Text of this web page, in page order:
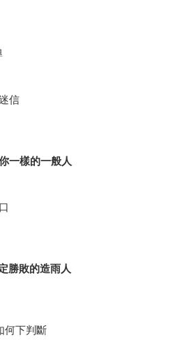
信
一樣的一般人
勝敗的造雨人
何下判斷